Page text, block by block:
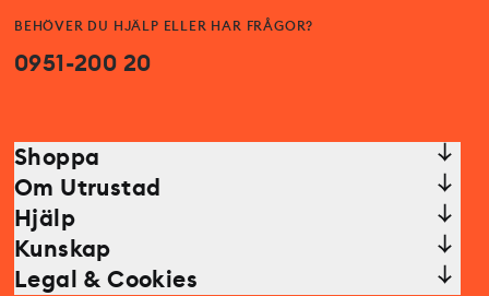
BEHÖVER DU HJÄLP ELLER HAR FRÅGOR?
0951-200 20
Shoppa
Om Utrustad
Hjälp
Kunskap
Legal & Cookies